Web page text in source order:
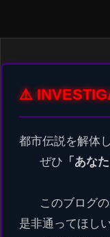
⚠️
都市伝説を解体
ぜひ 「あな
このブログの
是非通ってほし